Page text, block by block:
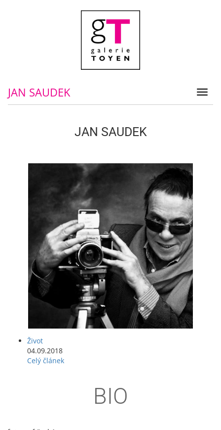
JAN SAUDEK
JAN SAUDEK
Život
04.09.2018
Celý článek
BIO